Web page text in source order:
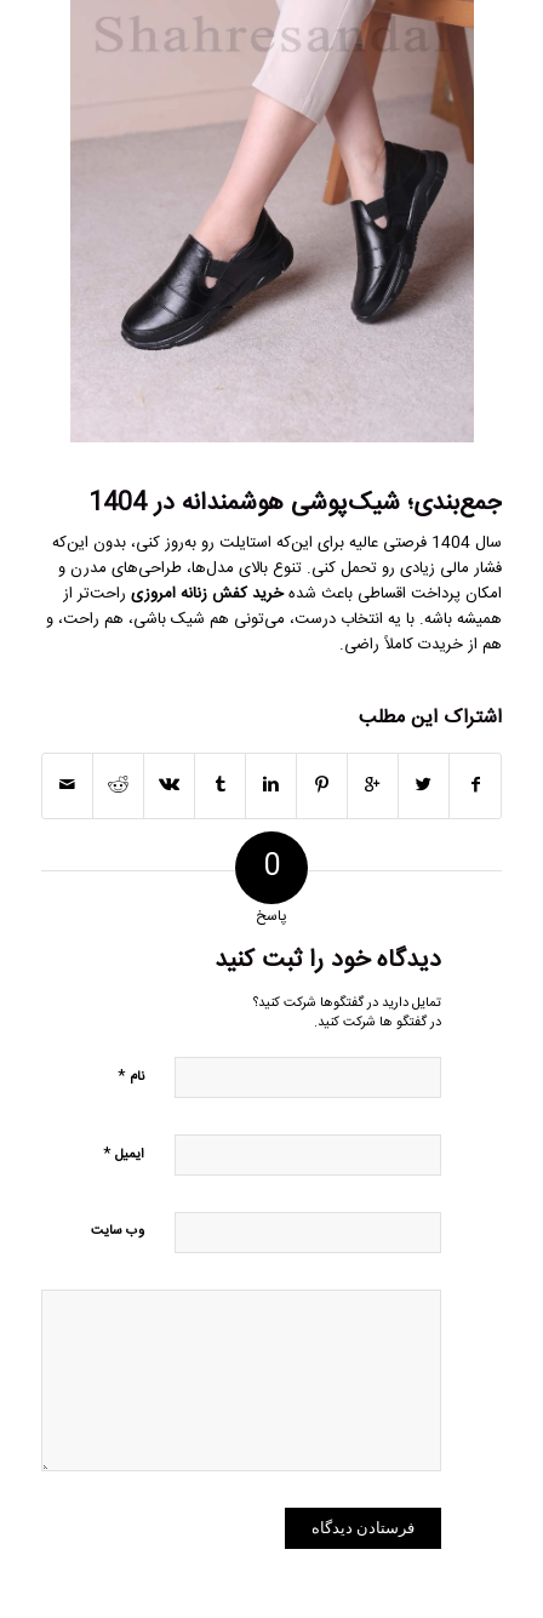
جمع‌بندی؛ شیک‌پوشی هوشمندانه در 1404
سال 1404 فرصتی عالیه برای این‌که استایلت رو به‌روز کنی، بدون این‌که
فشار مالی زیادی رو تحمل کنی. تنوع بالای مدل‌ها، طراحی‌های مدرن و
امکان پرداخت اقساطی باعث شدهخرید کفش زنانه امروزیراحت‌تر از
همیشه باشه. با یه انتخاب درست، می‌تونی هم شیک باشی، هم راحت، و
هم از خریدت کاملاً راضی.
اشتراک این مطلب
0
پاسخ
دیدگاه خود را ثبت کنید
تمایل دارید در گفتگوها شرکت کنید؟
در گفتگو ها شرکت کنید.
نام *
ایمیل*
وب‌ سایت